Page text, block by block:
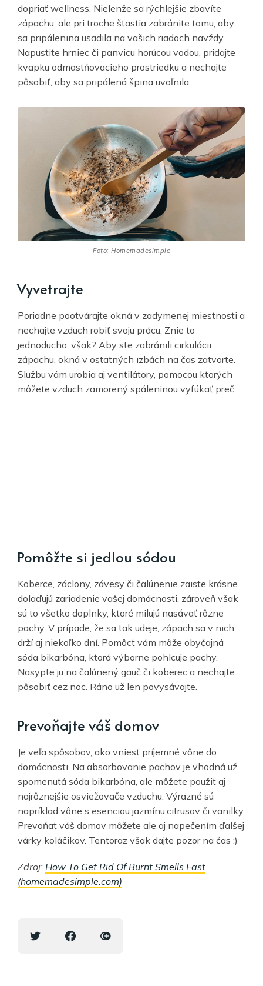
dopriať wellness. Nielenže sa rýchlejšie zbavíte
zápachu, ale pri troche šťastia zabránite tomu, aby
sa pripálenina usadila na vašich riadoch navždy.
Napustite hrniec či panvicu horúcou vodou, pridajte
kvapku odmastňovacieho prostriedku a nechajte
pôsobiť, aby sa pripálená špina uvoľnila.
Foto: Homemadesimple
Vyvetrajte
Poriadne pootvárajte okná v zadymenej miestnosti a
nechajte vzduch robiť svoju prácu. Znie to
jednoducho, však? Aby ste zabránili cirkulácii
zápachu, okná v ostatných izbách na čas zatvorte.
Službu vám urobia aj ventilátory, pomocou ktorých
môžete vzduch zamorený spáleninou vyfúkať preč.
Pomôžte si jedlou sódou
Koberce, záclony, závesy či čalúnenie zaiste krásne
dolaďujú zariadenie vašej domácnosti, zároveň však
sú to všetko doplnky, ktoré milujú nasávať rôzne
pachy. V prípade, že sa tak udeje, zápach sa v nich
drží aj niekoľko dní. Pomôcť vám môže obyčajná
sóda bikarbóna, ktorá výborne pohlcuje pachy.
Nasypte ju na čalúnený gauč či koberec a nechajte
pôsobiť cez noc. Ráno už len povysávajte.
Prevoňajte váš domov
Je veľa spôsobov, ako vniesť príjemné vône do
domácnosti. Na absorbovanie pachov je vhodná už
spomenutá sóda bikarbóna, ale môžete použiť aj
najrôznejšie osviežovače vzduchu. Výrazné sú
napríklad vône s esenciou jazmínu,citrusov či vanilky.
Prevoňať váš domov môžete ale aj napečením ďalšej
várky koláčikov. Tentoraz však dajte pozor na čas :)
Zdroj: How To Get Rid Of Burnt Smells Fast
(homemadesimple.com)